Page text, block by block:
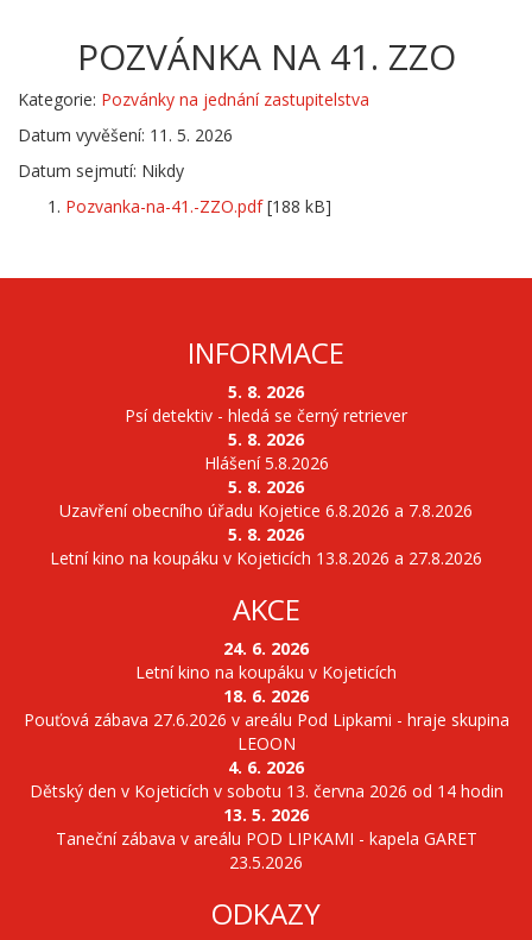
POZVÁNKA NA 41. ZZO
Kategorie: Pozvánky na jednání zastupitelstva
Datum vyvěšení: 11. 5. 2026
Datum sejmutí: Nikdy
Pozvanka-na-41.-ZZO.pdf[188 kB]
INFORMACE
5. 8. 2026
Psí detektiv - hledá se černý retriever
5. 8. 2026
Hlášení 5.8.2026
5. 8. 2026
Uzavření obecního úřadu Kojetice 6.8.2026 a 7.8.2026
5. 8. 2026
Letní kino na koupáku v Kojeticích 13.8.2026 a 27.8.2026
AKCE
24. 6. 2026
Letní kino na koupáku v Kojeticích
18. 6. 2026
Pouťová zábava 27.6.2026 v areálu Pod Lipkami - hraje skupina
LEOON
4. 6. 2026
Dětský den v Kojeticích v sobotu 13. června 2026 od 14 hodin
13. 5. 2026
Taneční zábava v areálu POD LIPKAMI - kapela GARET
23.5.2026
ODKAZY